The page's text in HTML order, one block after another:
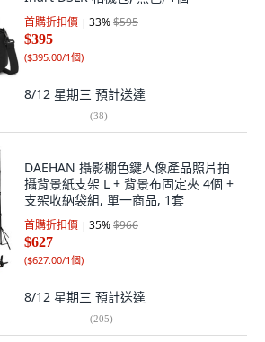
首購折扣價 33%$595
$395
($395.00/1個)
8/12 星期三 預計送達
(38)
DAEHAN 攝影棚色鍵人像產品照片拍
攝背景紙支架 L + 背景布固定夾 4個 +
支架收納袋組, 單一商品, 1套
首購折扣價 35%$966
$627
($627.00/1個)
8/12 星期三 預計送達
(205)